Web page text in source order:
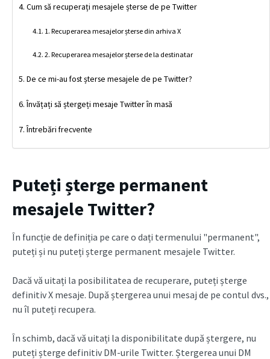
Cum să recuperați mesajele șterse de pe Twitter
1. Recuperarea mesajelor șterse din arhiva X
2. Recuperarea mesajelor șterse de la destinatar
De ce mi-au fost șterse mesajele de pe Twitter?
Învățați să ștergeți mesaje Twitter în masă
Întrebări frecvente
Puteți șterge permanent
mesajele Twitter?
În funcție de definiția pe care o dați termenului "permanent",
puteți și nu puteți șterge permanent mesajele Twitter.
Dacă vă uitați la posibilitatea de recuperare, puteți șterge
definitiv X mesaje. După ștergerea unui mesaj de pe contul dvs.,
nu îl puteți recupera.
În schimb, dacă vă uitați la disponibilitate după ștergere, nu
puteți șterge definitiv DM-urile Twitter. Ștergerea unui DM